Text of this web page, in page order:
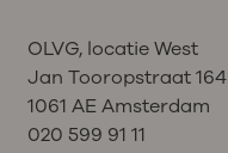
OLVG, locatie West
Jan Tooropstraat 164
1061 AE Amsterdam
020 599 91 11